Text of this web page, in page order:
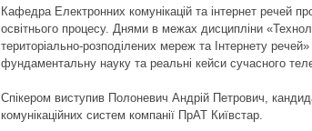
Кафедра Електронних комунікацій та інтернет речей
освітнього процесу. Днями в межах дисципліни
територіально-розподілених мереж та Інтернету
фундаментальну науку та реальні кейси сучасного
Спікером виступив Полоневич Андрій Петрович,
комунікаційних систем компанії ПрАТ Київстар.